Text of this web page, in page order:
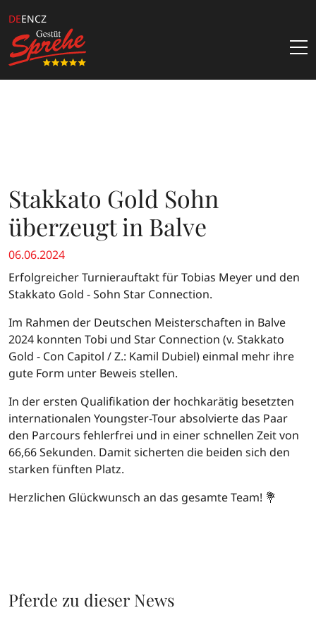
DEENCZ
Katalogbestellung
Über Uns
Team
Kontakt
Kataloge & Angebote
Züchterangebote
Downloads
Sprehe Online Fohlen Auktion
Stakkato Gold Sohn
überzeugt in Balve
06.06.2024
Erfolgreicher Turnierauftakt für Tobias Meyer und den
Stakkato Gold - Sohn Star Connection.
Im Rahmen der Deutschen Meisterschaften in Balve
2024 konnten Tobi und Star Connection (v. Stakkato
Gold - Con Capitol / Z.: Kamil Dubiel) einmal mehr ihre
gute Form unter Beweis stellen.
In der ersten Qualifikation der hochkarätig besetzten
internationalen Youngster-Tour absolvierte das Paar
den Parcours fehlerfrei und in einer schnellen Zeit von
66,66 Sekunden. Damit sicherten die beiden sich den
starken fünften Platz.
Herzlichen Glückwunsch an das gesamte Team! 💐
Pferde zu dieser News